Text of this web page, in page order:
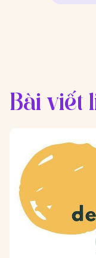
Bài viết